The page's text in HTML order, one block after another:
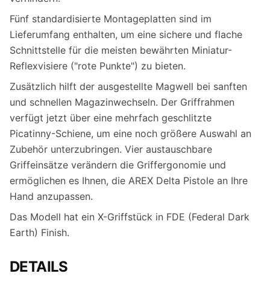
Fünf standardisierte Montageplatten sind im
Lieferumfang enthalten, um eine sichere und flache
Schnittstelle für die meisten bewährten Miniatur-
Reflexvisiere ("rote Punkte") zu bieten.
Zusätzlich hilft der ausgestellte Magwell bei sanften
und schnellen Magazinwechseln. Der Griffrahmen
verfügt jetzt über eine mehrfach geschlitzte
Picatinny-Schiene, um eine noch größere Auswahl an
Zubehör unterzubringen. Vier austauschbare
Griffeinsätze verändern die Griffergonomie und
ermöglichen es Ihnen, die AREX Delta Pistole an Ihre
Hand anzupassen.
Das Modell hat ein X-Griffstück in FDE (Federal Dark
Earth) Finish.
DETAILS